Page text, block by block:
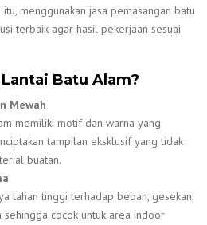
menggunakan jasa pemasangan batu
terbaik agar hasil pekerjaan sesuai
Batu Alam?
Mewah
memiliki motif dan warna yang
tampilan eksklusif yang tidak
buatan.
tahan tinggi terhadap beban, gesekan,
sehingga cocok untuk area indoor